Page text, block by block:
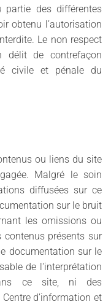
des différentes
obtenu l’autorisation
Le non respect
délit de contrefaçon
civile et pénale du
ou liens du site
Malgré le soin
diffusées sur ce
sur le bruit
les omissions ou
présents sur
documentation sur le
de l'interprétation
ce site, ni des
d’information et